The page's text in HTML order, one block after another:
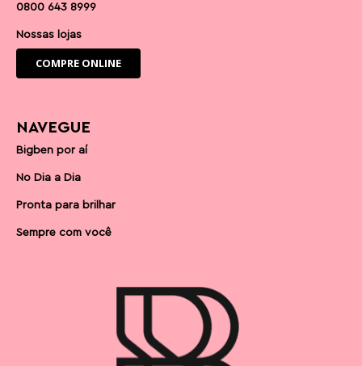
NAVEGUE
Bigben por aí
No Dia a Dia
Pronta para brilhar
Sempre com você
0800 643 8999
Nossas lojas
COMPRE ONLINE